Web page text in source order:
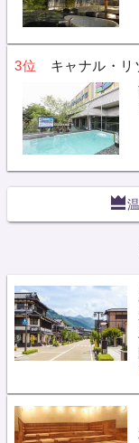
3位 キャナル・リ